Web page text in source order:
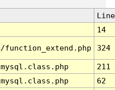
Line
14
324
211
62